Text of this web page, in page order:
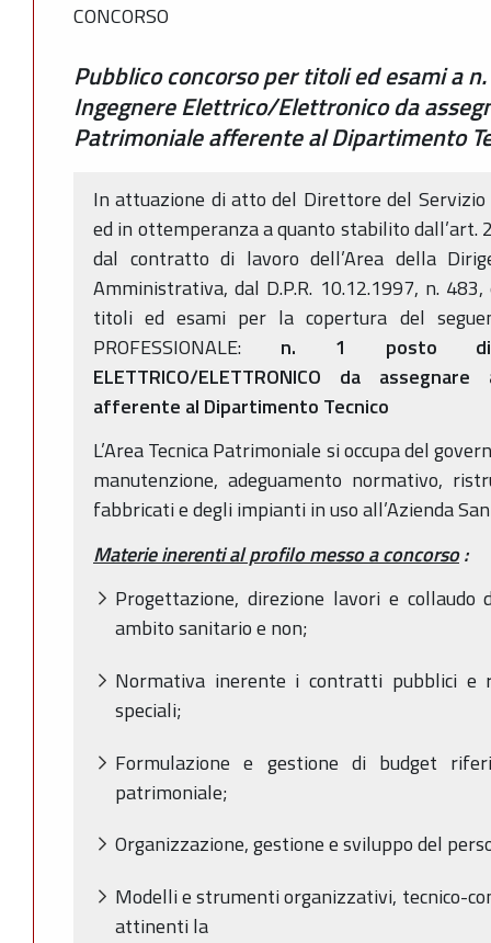
CONCORSO
Pubblico concorso per titoli ed esami a
Ingegnere Elettrico/Elettronico da
Patrimoniale afferente al Dipartimento
In attuazione di atto del Direttore del Servizio
ed in ottemperanza a quanto stabilito dall’art.
dal contratto di lavoro dell’Area della
Amministrativa, dal D.P.R. 10.12.1997, n.
titoli ed esami per la copertura del
PROFESSIONALE: n. 1 posto di
ELETTRICO/ELETTRONICO da
afferente al Dipartimento Tecnico
L’Area Tecnica Patrimoniale si occupa del
manutenzione, adeguamento normativo,
fabbricati e degli impianti in uso all’Azienda
Materie inerenti al profilo messo a concorso:
Progettazione, direzione lavori e
ambito sanitario e non;
Normativa inerente i contratti pubblici
speciali;
Formulazione e gestione di budget
patrimoniale;
Organizzazione, gestione e sviluppo del
Modelli e strumenti organizzativi, tecnico-
attinenti la